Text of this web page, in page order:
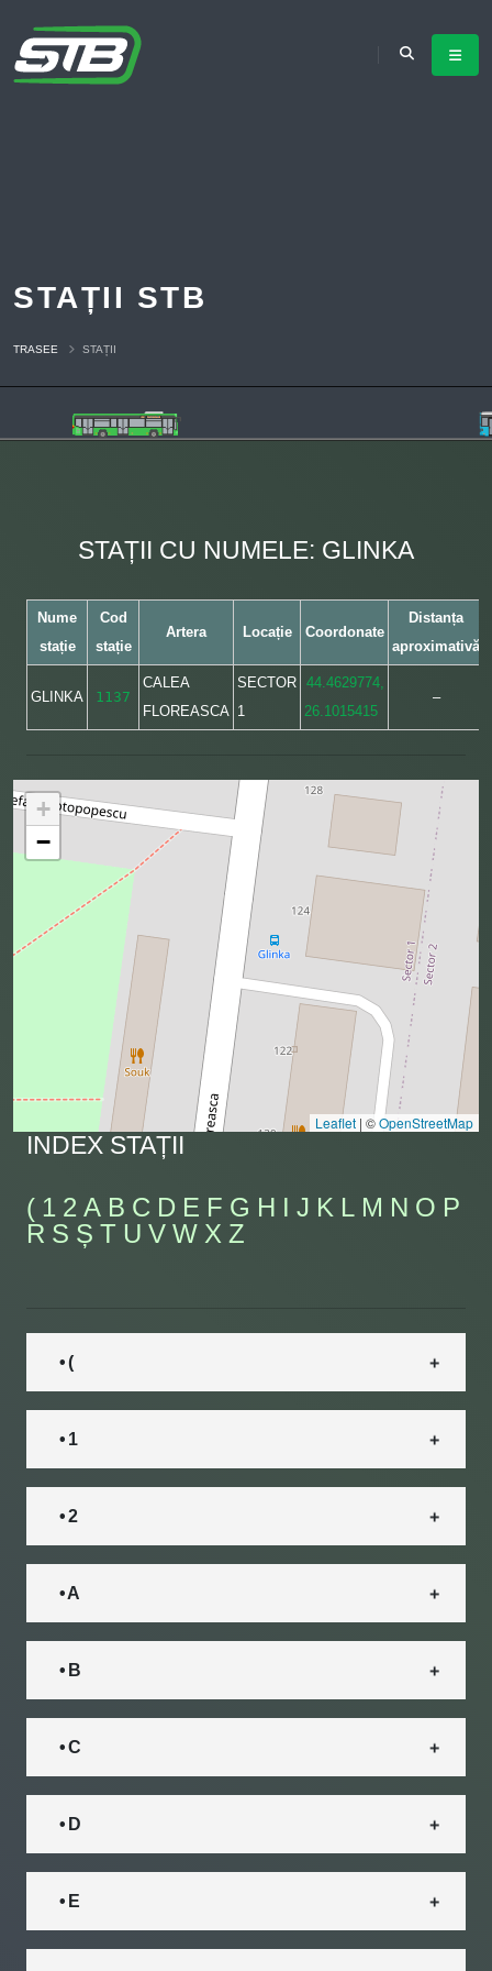
STAȚII STB
TRASEE STAȚII
STAȚII CU NUMELE: GLINKA
Nume
stație
Cod
stație
Artera Locație Coordonate
Distanța
aproximativă
GLINKA 1137
CALEA
FLOREASCA
SECTOR
1
44.4629774,
26.1015415
–
+
−
Leaflet | ©OpenStreetMap
INDEX STAȚII
( 1 2 A B C D E F G H I J K L M N O P
R S Ș T U V W X Z
• (
• 1
• 2
• A
• B
• C
• D
• E